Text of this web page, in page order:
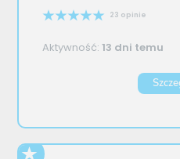
23 opinie
Aktywność:13 dni temu